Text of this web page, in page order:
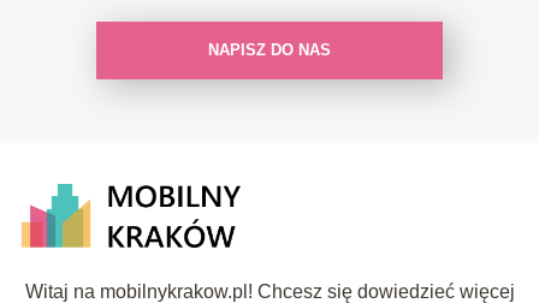
NAPISZ DO NAS
Witaj na mobilnykrakow.pl! Chcesz się dowiedzieć więcej